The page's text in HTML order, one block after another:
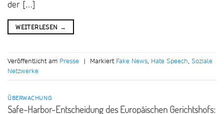
der […]
WEITERLESEN →
Veröffentlicht am Presse | Markiert Fake News, Hate Speech, Soziale
Netzwerke
ÜBERWACHUNG
Safe-Harbor-Entscheidung des Europäischen Gerichtshofs: